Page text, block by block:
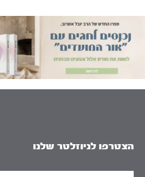
הצטרפו לניוזלטר שלנו